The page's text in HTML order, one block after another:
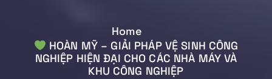
Home
HOÀN MỸ – GIẢI PHÁP VỆ SINH CÔNG
NGHIỆP HIỆN ĐẠI CHO CÁC NHÀ MÁY VÀ
KHU CÔNG NGHIỆP